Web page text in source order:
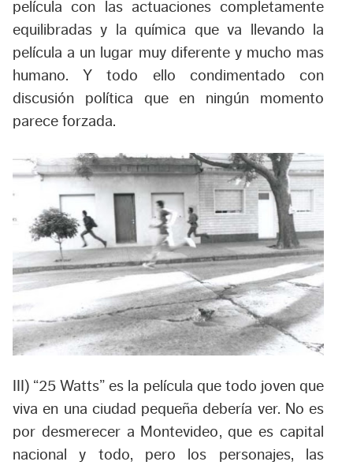
película con las actuaciones completamente
equilibradas y la química que va llevando la
película a un lugar muy diferente y mucho mas
humano. Y todo ello condimentado con
discusión política que en ningún momento
parece forzada.
III) “25 Watts” es la película que todo joven que
viva en una ciudad pequeña debería ver. No es
por desmerecer a Montevideo, que es capital
nacional y todo, pero los personajes, las